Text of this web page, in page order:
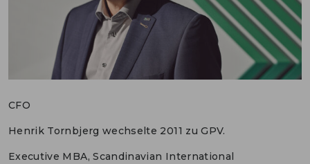
ENGLISH
KONTAKT
PORTALE
MEDIEN
CFO
Henrik Tornbjerg wechselte 2011 zu GPV.
Executive MBA, Scandinavian International